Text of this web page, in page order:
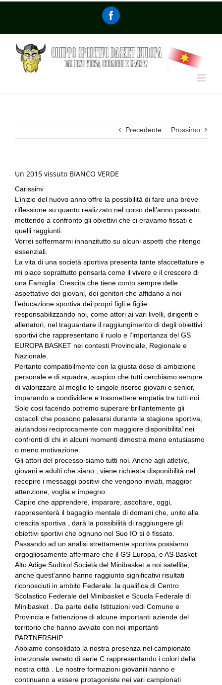
Precedente Prossimo
Un 2015 vissuto BIANCO VERDE
Carissimi
L’inizio del nuovo anno offre la possibilità di fare una breve
riflessione su quanto realizzato nel corso dell’anno passato,
mettendo a confronto gli obiettivi che ci eravamo fissati e
quelli raggiunti.
Vorrei soffermarmi innanzitutto su alcuni aspetti che ritengo
essenziali.
La vita di una società sportiva presenta tante sfaccettature e
mi piace soprattutto pensarla come il vivere e il crescere di
una Famiglia. Crescita che tiene conto sempre delle
aspettative dei giovani, dei genitori che affidano a noi
l’educazione sportiva dei propri figli e figlie
responsabilizzando noi, come attori ai vari livelli, dirigenti e
allenatori, nel traguardare il raggiungimento di degli obiettivi
sportivi che rappresentano il ruolo e l’importanza del GS
EUROPA BASKET nei contesti Provinciale, Regionale e
Nazionale.
Pertanto compatibilmente con la giusta dose di ambizione
personale e di squadra, auspico che tutti cerchiamo sempre
di valorizzare al meglio le singole risorse giovani e senior,
imparando a condividere e trasmettere empatia tra tutti noi.
Solo cosi facendo potremo superare brillantemente gli
ostacoli che possono palesarsi durante la stagione sportiva,
aiutandosi reciprocamente con maggiore disponibilita’ nei
confronti di chi in alcuni momenti dimostra meno entusiasmo
o meno motivazione.
Gli attori del processo siamo tutti noi. Anche agli atleti/e,
giovani e adulti che siano , viene richiesta disponibilità nel
recepire i messaggi positivi che vengono inviati, maggior
attenzione, voglia e impegno.
Capire che apprendere, imparare, ascoltare, oggi,
rappresenterà il bagaglio mentale di domani che, unito alla
crescita sportiva , darà la possibilità di raggiungere gli
obiettivi sportivi che ognuno nel Suo IO si è fissato.
Passando ad un analisi strettamente sportiva possiamo
orgogliosamente affermare che il GS Europa, e AS Basket
Alto Adige Sudtirol Società del Minibasket a noi satellite,
anche quest’anno hanno raggiunto significativi risultati
riconosciuti in ambito Federale: la qualifica di Centro
Scolastico Federale del Minibasket e Scuola Federale di
Minibasket . Da parte delle Istituzioni vedi Comune e
Provincia e l’attenzione di alcune importanti aziende del
territorio che hanno avviato con noi importanti
PARTNERSHIP.
Abbiamo consolidato la nostra presenza nel campionato
interzonale veneto di serie C rappresentando i colori della
nostra città . Le nostre formazioni giovanili hanno e
continuano a essere protagoniste nei vari campionati